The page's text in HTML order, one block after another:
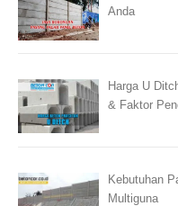
Anda
Harga U
& Faktor
Kebutuhan
Multiguna